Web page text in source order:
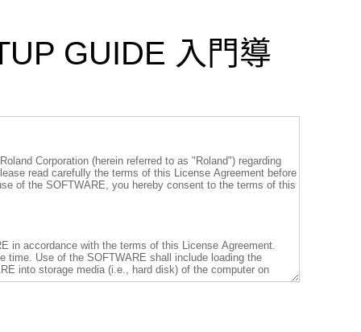
GUIDE 入門導